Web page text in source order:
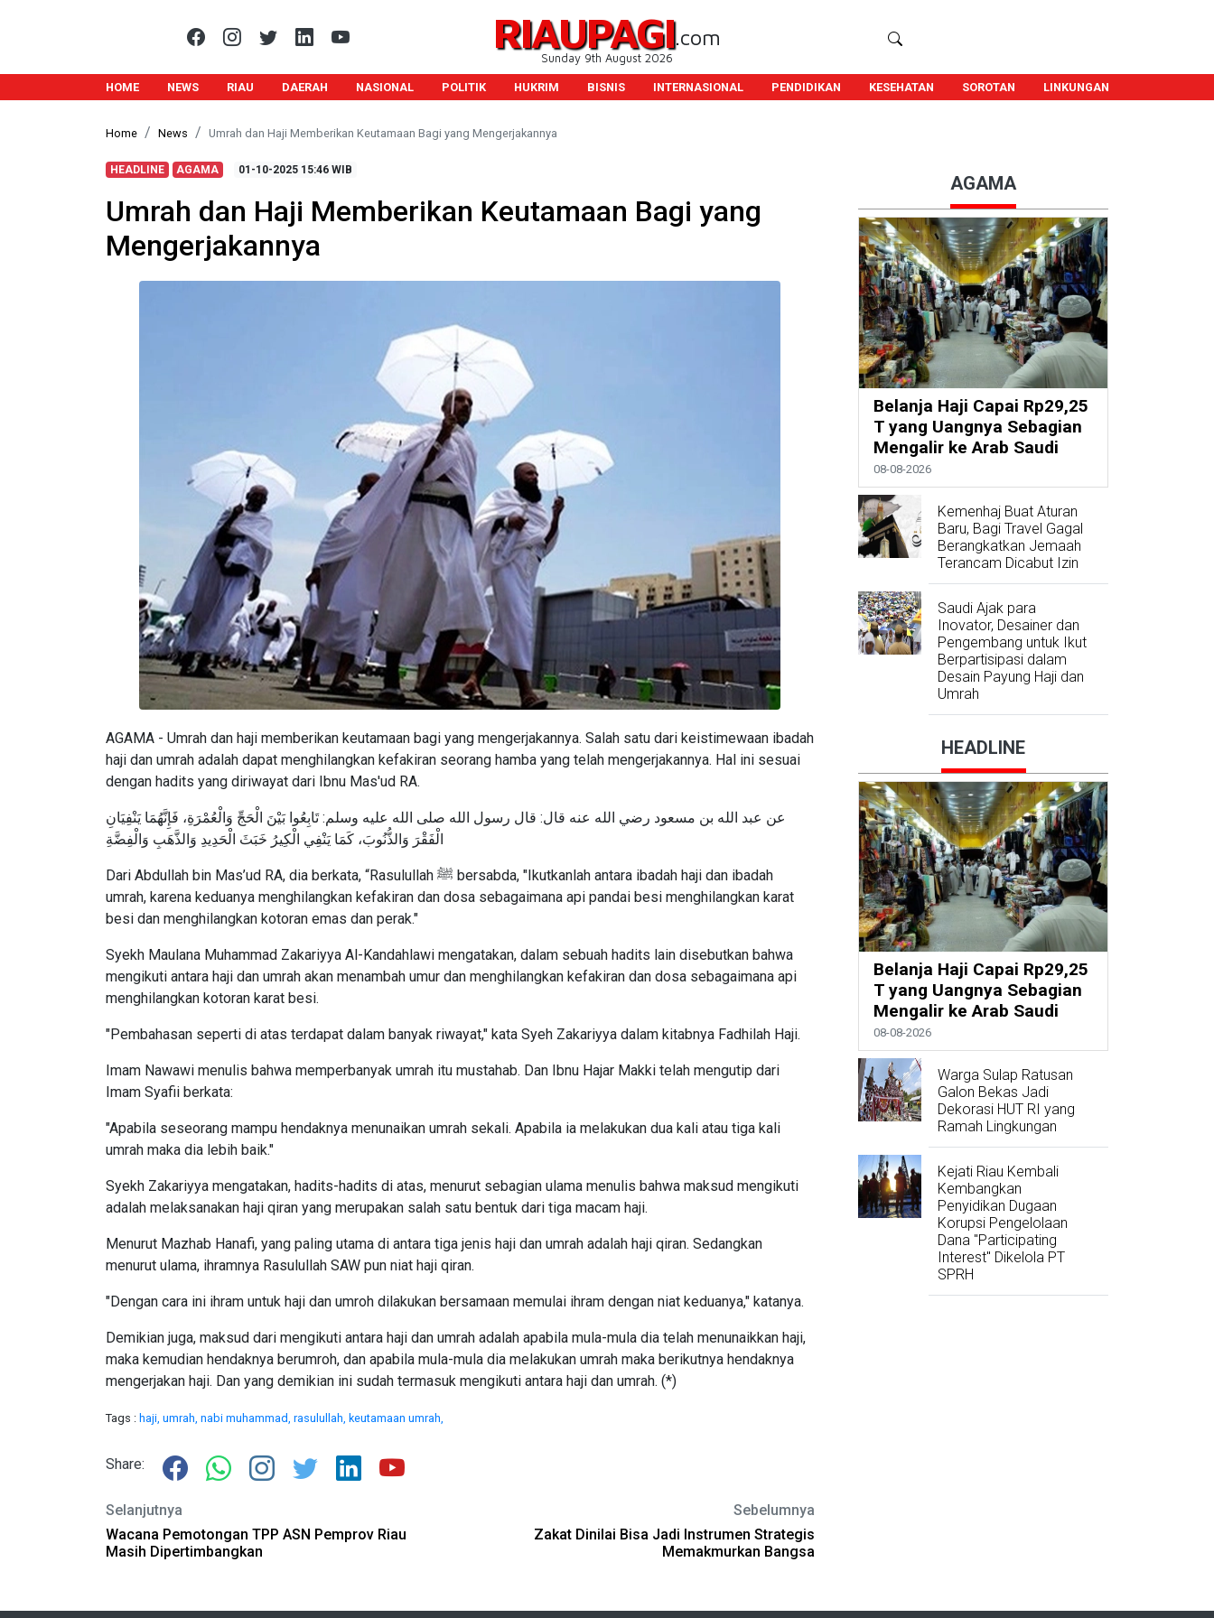
RIAUPAGI.com
Sunday 9th August 2026
HOME NEWS RIAU DAERAH NASIONAL POLITIK HUKRIM BISNIS INTERNASIONAL PENDIDIKAN KESEHATAN SOROTAN LINKUNGAN
Home News Umrah dan Haji Memberikan Keutamaan Bagi yang Mengerjakannya
HEADLINE AGAMA 01-10-202515:46 WIB
Umrah dan Haji Memberikan Keutamaan Bagi yang
Mengerjakannya
AGAMA - Umrah dan haji memberikan keutamaan bagi yang mengerjakannya. Salah satu dari keistimewaan ibadah
haji dan umrah adalah dapat menghilangkan kefakiran seorang hamba yang telah mengerjakannya. Hal ini sesuai
dengan hadits yang diriwayat dari Ibnu Mas'ud RA.
عن عبد الله بن مسعود رضي الله عنه قال: قال رسول الله صلى الله عليه وسلم: تَابِعُوا بَيْنَ الْحَجِّ وَالْعُمْرَةِ، فَإِنَّهُمَا يَنْفِيَانِ
الْفَقْرَ وَالذُّنُوبَ، كَمَا يَنْفِي الْكِيرُ خَبَثَ الْحَدِيدِ وَالذَّهَبِ وَالْفِضَّةِ
Dari Abdullah bin Mas’ud RA, dia berkata, “Rasulullah ﷺ bersabda, "Ikutkanlah antara ibadah haji dan ibadah
umrah, karena keduanya menghilangkan kefakiran dan dosa sebagaimana api pandai besi menghilangkan karat
besi dan menghilangkan kotoran emas dan perak."
Syekh Maulana Muhammad Zakariyya Al-Kandahlawi mengatakan, dalam sebuah hadits lain disebutkan bahwa
mengikuti antara haji dan umrah akan menambah umur dan menghilangkan kefakiran dan dosa sebagaimana api
menghilangkan kotoran karat besi.
"Pembahasan seperti di atas terdapat dalam banyak riwayat," kata Syeh Zakariyya dalam kitabnya Fadhilah Haji.
Imam Nawawi menulis bahwa memperbanyak umrah itu mustahab. Dan Ibnu Hajar Makki telah mengutip dari
Imam Syafii berkata:
"Apabila seseorang mampu hendaknya menunaikan umrah sekali. Apabila ia melakukan dua kali atau tiga kali
umrah maka dia lebih baik."
Syekh Zakariyya mengatakan, hadits-hadits di atas, menurut sebagian ulama menulis bahwa maksud mengikuti
adalah melaksanakan haji qiran yang merupakan salah satu bentuk dari tiga macam haji.
Menurut Mazhab Hanafi, yang paling utama di antara tiga jenis haji dan umrah adalah haji qiran. Sedangkan
menurut ulama, ihramnya Rasulullah SAW pun niat haji qiran.
"Dengan cara ini ihram untuk haji dan umroh dilakukan bersamaan memulai ihram dengan niat keduanya," katanya.
Demikian juga, maksud dari mengikuti antara haji dan umrah adalah apabila mula-mula dia telah menunaikkan haji,
maka kemudian hendaknya berumroh, dan apabila mula-mula dia melakukan umrah maka berikutnya hendaknya
mengerjakan haji. Dan yang demikian ini sudah termasuk mengikuti antara haji dan umrah. (*)
Tags : haji, umrah, nabi muhammad, rasulullah, keutamaan umrah,
Share:
Selanjutnya
Wacana Pemotongan TPP ASN Pemprov Riau
Masih Dipertimbangkan
Sebelumnya
Zakat Dinilai Bisa Jadi Instrumen Strategis
Memakmurkan Bangsa
AGAMA
Belanja Haji Capai Rp29,25
T yang Uangnya Sebagian
Mengalir ke Arab Saudi
08-08-2026
Kemenhaj Buat Aturan
Baru, Bagi Travel Gagal
Berangkatkan Jemaah
Terancam Dicabut Izin
Saudi Ajak para
Inovator, Desainer dan
Pengembang untuk Ikut
Berpartisipasi dalam
Desain Payung Haji dan
Umrah
HEADLINE
Belanja Haji Capai Rp29,25
T yang Uangnya Sebagian
Mengalir ke Arab Saudi
08-08-2026
Warga Sulap Ratusan
Galon Bekas Jadi
Dekorasi HUT RI yang
Ramah Lingkungan
Kejati Riau Kembali
Kembangkan
Penyidikan Dugaan
Korupsi Pengelolaan
Dana "Participating
Interest" Dikelola PT
SPRH